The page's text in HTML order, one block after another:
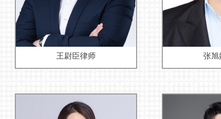
王尉臣律师 张旭